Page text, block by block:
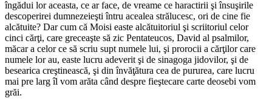
îngădui lor aceasta, ce ar face, de vreame ce haractirii şi însuşirile
descoperirei dumnezeieşti întru acealea strălucesc, ori de cine fie
alcătuite? Dar cum că Moisi easte alcătuitoriul şi scriitoriul celor
cinci cărţi, care greceaşte să zic Pentateucos, David al psalmilor,
măcar a celor ce să scriu supt numele lui, şi prorocii a cărţilor care
numele lor au, easte lucru adeverit şi de sinagoga jidovilor, şi de
besearica creştinească, şi din învăţătura cea de pururea, care lucru
mai pre larg îl vom arăta când despre fieştecare carte deosebi vom
grăi.